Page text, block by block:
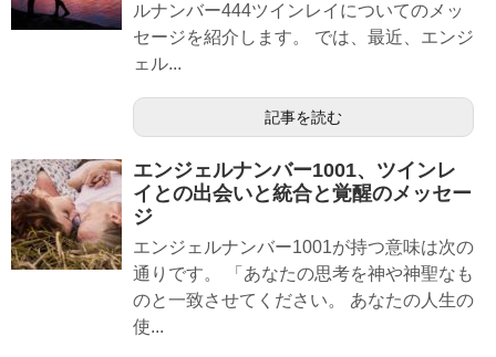
ルナンバー444ツインレイについてのメッ
セージを紹介します。 では、最近、エンジ
ェル...
記事を読む
エンジェルナンバー1001、ツインレ
イとの出会いと統合と覚醒のメッセー
ジ
エンジェルナンバー1001が持つ意味は次の
通りです。 「あなたの思考を神や神聖なも
のと一致させてください。 あなたの人生の
使...